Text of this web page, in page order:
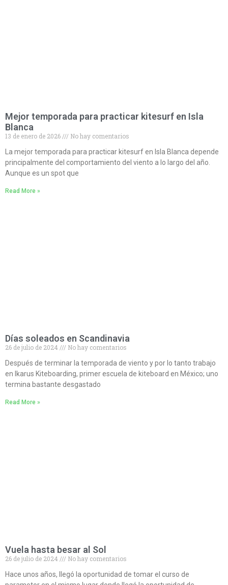
Mejor temporada para practicar kitesurf en Isla
Blanca
13 de enero de 2026
No hay comentarios
La mejor temporada para practicar kitesurf en Isla Blanca depende
principalmente del comportamiento del viento a lo largo del año.
Aunque es un spot que
Read More »
Días soleados en Scandinavia
26 de julio de 2024
No hay comentarios
Después de terminar la temporada de viento y por lo tanto trabajo
en Ikarus Kiteboarding, primer escuela de kiteboard en México; uno
termina bastante desgastado
Read More »
Vuela hasta besar al Sol
26 de julio de 2024
No hay comentarios
Hace unos años, llegó la oportunidad de tomar el curso de